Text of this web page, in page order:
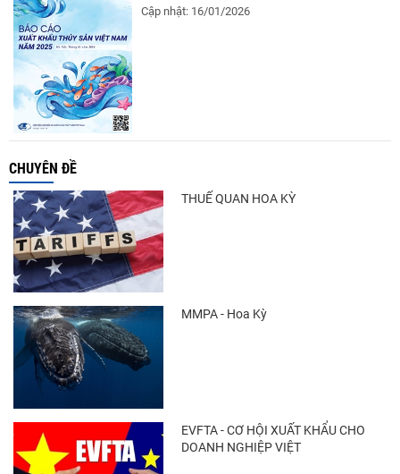
Cập nhật: 16/01/2026
CHUYÊN ĐỀ
THUẾ QUAN HOA KỲ
MMPA - Hoa Kỳ
EVFTA - CƠ HỘI XUẤT KHẨU CHO
DOANH NGHIỆP VIỆT